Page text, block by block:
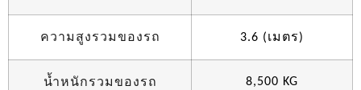
ความสูงรวมของรถ 3.6 (เมตร)
น้ำหนักรวมของรถ 8,500 KG